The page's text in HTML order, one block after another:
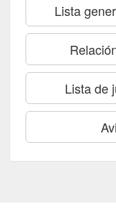
Lista
Lista de